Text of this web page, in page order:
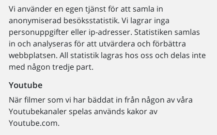
Vi använder en egen tjänst för att samla in
anonymiserad besöksstatistik. Vi lagrar inga
personuppgifter eller ip-adresser. Statistiken samlas
in och analyseras för att utvärdera och förbättra
webbplatsen. All statistik lagras hos oss och delas inte
med någon tredje part.
Youtube
När filmer som vi har bäddat in från någon av våra
Youtubekanaler spelas används kakor av
Youtube.com.